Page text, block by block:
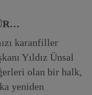
karanfiller
Yıldız Ünsal
olan bir halk,
yeniden